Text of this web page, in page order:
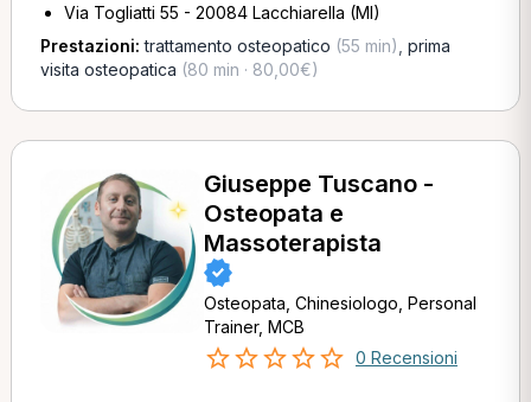
Via Togliatti 55 - 20084 Lacchiarella (MI)
Prestazioni:trattamento osteopatico (55 min) prima
visita osteopatica (80 min · 80,00€)
Giuseppe Tuscano -
Osteopata e
Massoterapista
Osteopata, Chinesiologo, Personal
Trainer, MCB
0 Recensioni